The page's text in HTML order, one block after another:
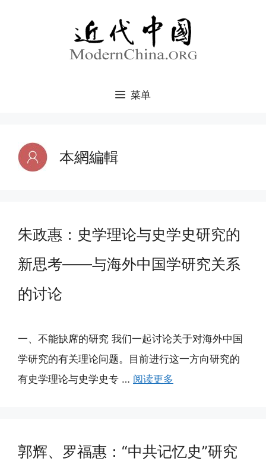
菜单
本網編輯
朱政惠：史学理论与史学史研究的
新思考——与海外中国学研究关系
的讨论
一、不能缺席的研究 我们一起讨论关于对海外中国
学研究的有关理论问题。目前进行这一方向研究的
有史学理论与史学史专 … 阅读更多
郭辉、罗福惠：“中共记忆史”研究